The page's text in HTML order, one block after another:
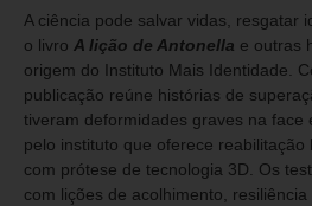
A ciência pode salvar vidas, resgatar
o livro A lição de Antonella e outras
origem do Instituto Mais Identidade.
publicação reúne histórias de
tiveram deformidades graves na face
pelo instituto que oferece
com prótese de tecnologia 3D. Os
com lições de acolhimento,